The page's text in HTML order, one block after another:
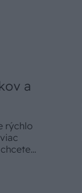
a
rýchlo